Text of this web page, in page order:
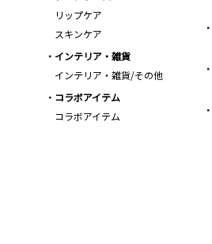
リップケア
スキンケア
インテリア・雑貨
インテリア・雑貨/その他
コラボアイテム
コラボアイテム